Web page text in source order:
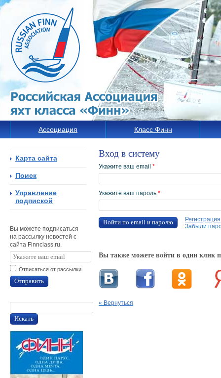
Ассоциация Класс Финн
Вход в систему
Укажите ваш email *
Укажите ваш пароль *
Войти по email и паролю
Регистрация
Забыли
Вы также можете войти в один клик
« Вернуться
Карта сайта
Поиск
Управление
подпиской
Вы можете подписаться
на рассылку новостей с
сайта Finnclass.ru.
Отписаться от рассылки
Отправить
Искать